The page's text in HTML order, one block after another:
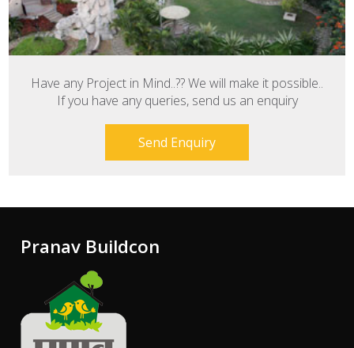
Have any Project in Mind..?? We will make it possible..
If you have any queries, send us an enquiry
Send Enquiry
Pranav Buildcon